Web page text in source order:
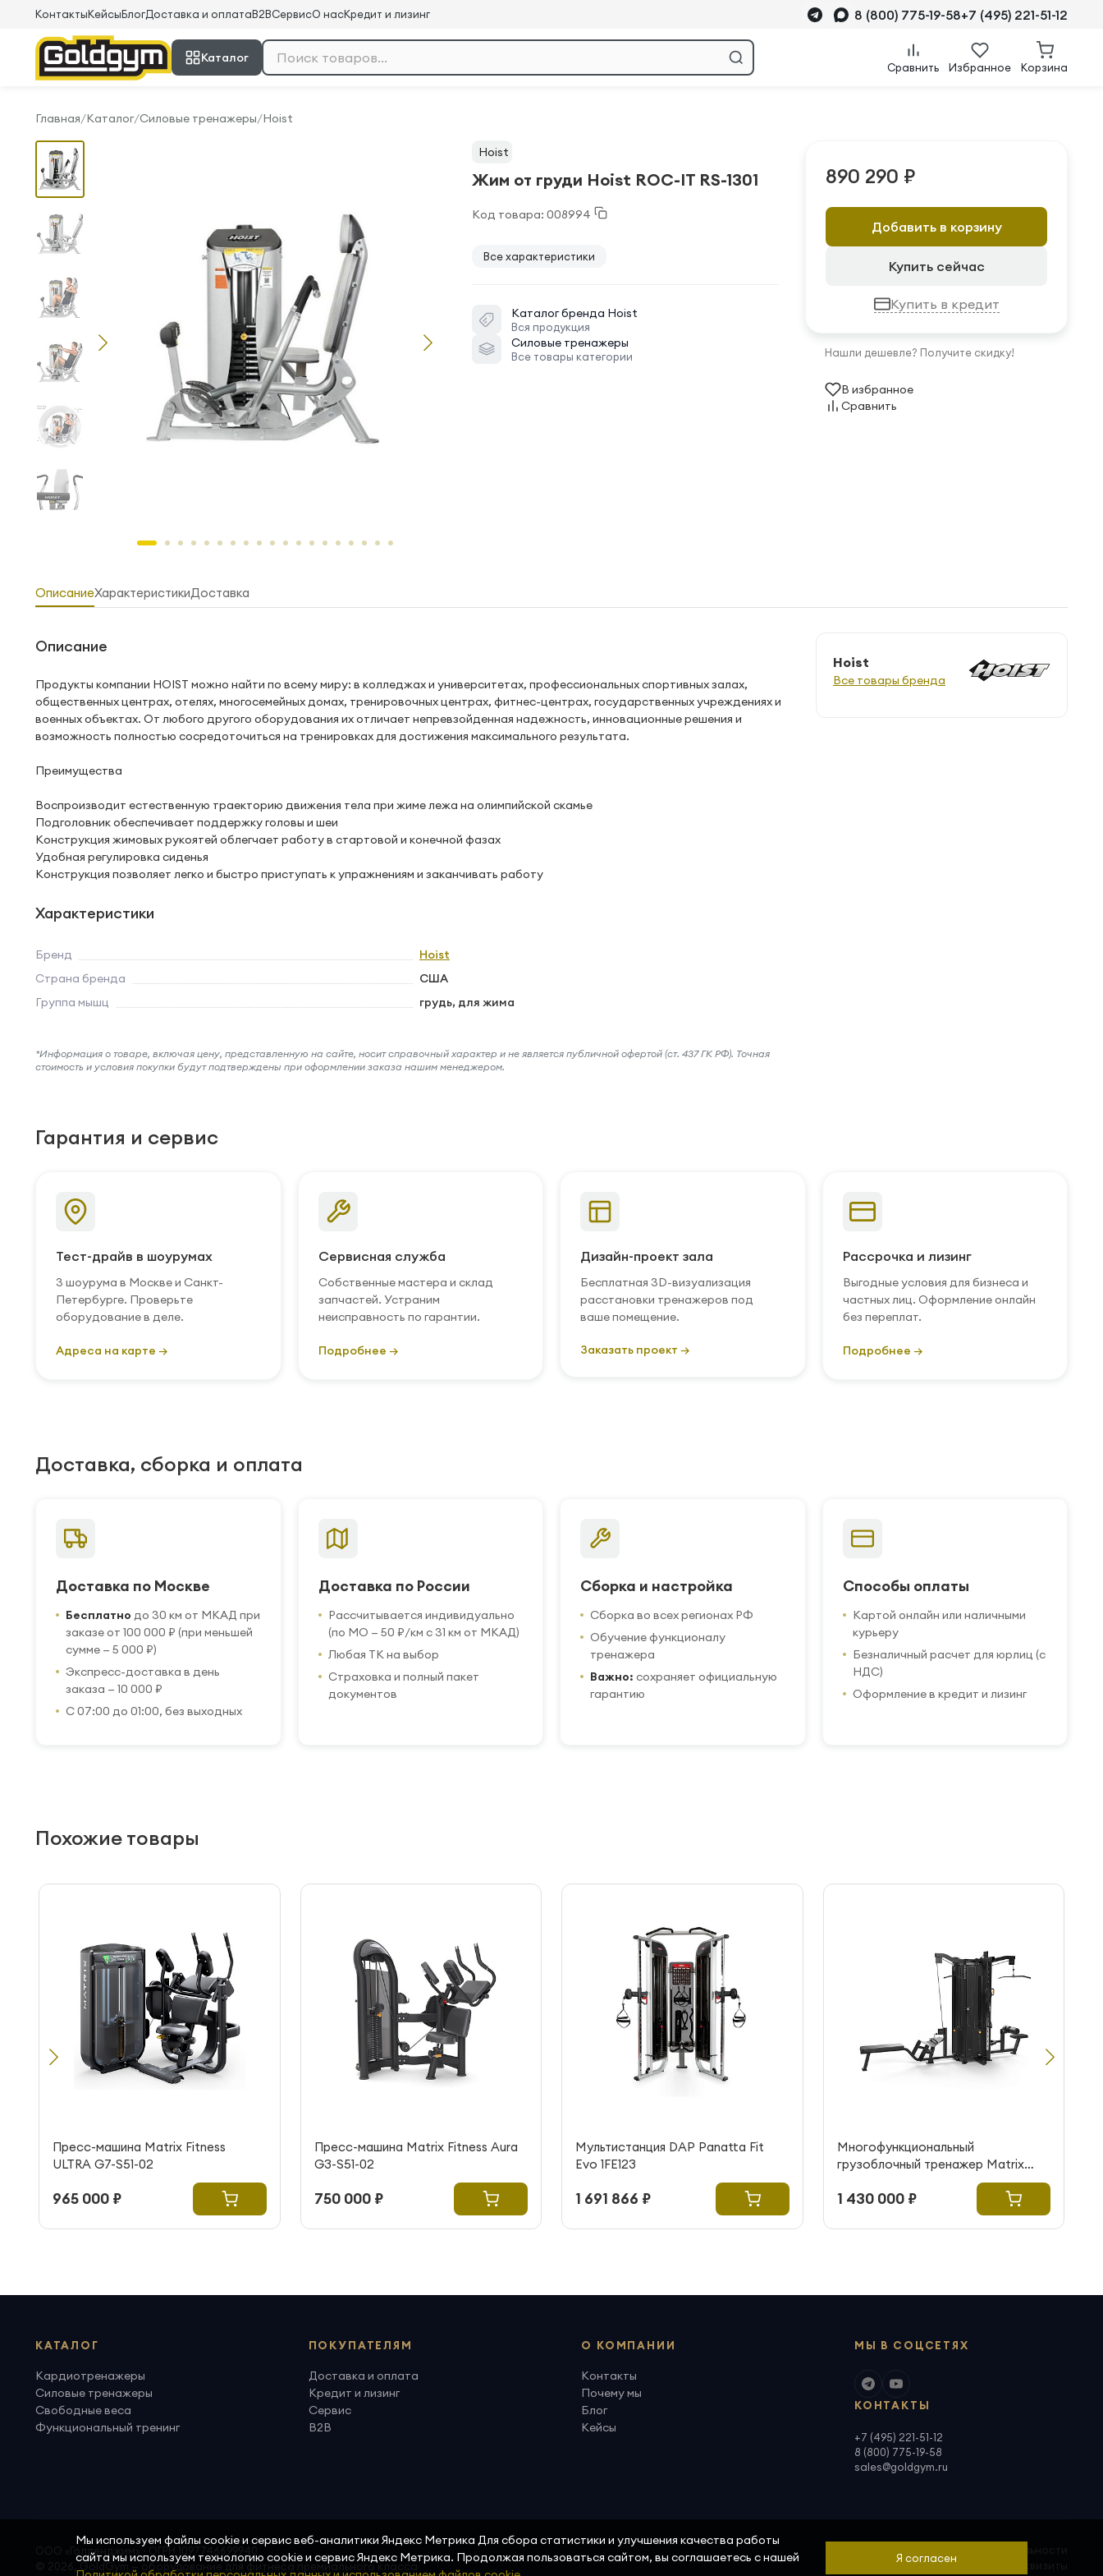
КонтактыКейсыБлогДоставка и оплатаB2BСервисО насКредит и лизинг 8 (800) 775-19-58+7 (495) 221-51-12
Каталог
Сравнить Избранное Корзина
Главная/Каталог/Силовые тренажеры/Hoist
Hoist
Жим от груди Hoist ROC-IT RS-1301
Код товара: 008994
Все характеристики
Каталог бренда Hoist
Вся продукция
Силовые тренажеры
Все товары категории
890 290 ₽
Добавить в корзину
Купить сейчас
Купить в кредит
Нашли дешевле? Получите скидку!
В избранное
Сравнить
ОписаниеХарактеристикиДоставка
Описание
Продукты компании HOIST можно найти по всему миру: в колледжах и университетах, профессиональных спортивных залах,
общественных центрах, отелях, многосемейных домах, тренировочных центрах, фитнес-центрах, государственных учреждениях и
военных объектах. От любого другого оборудования их отличает непревзойденная надежность, инновационные решения и
возможность полностью сосредоточиться на тренировках для достижения максимального результата.
Преимущества
Воспроизводит естественную траекторию движения тела при жиме лежа на олимпийской скамье
Подголовник обеспечивает поддержку головы и шеи
Конструкция жимовых рукоятей облегчает работу в стартовой и конечной фазах
Удобная регулировка сиденья
Конструкция позволяет легко и быстро приступать к упражнениям и заканчивать работу
Характеристики
Бренд
Hoist
Страна бренда
США
Группа мышц
грудь, для жима
*Информация о товаре, включая цену, представленную на сайте, носит справочный характер и не является публичной офертой (ст. 437 ГК РФ). Точная
стоимость и условия покупки будут подтверждены при оформлении заказа нашим менеджером.
Hoist
Все товары бренда
Гарантия и сервис
Тест-драйв в шоурумах
3 шоурума в Москве и Санкт-
Петербурге. Проверьте
оборудование в деле.
Адреса на карте →
Сервисная служба
Собственные мастера и склад
запчастей. Устраним
неисправность по гарантии.
Подробнее →
Дизайн-проект зала
Бесплатная 3D-визуализация
расстановки тренажеров под
ваше помещение.
Заказать проект →
Рассрочка и лизинг
Выгодные условия для бизнеса и
частных лиц. Оформление онлайн
без переплат.
Подробнее →
Доставка, сборка и оплата
Доставка по Москве
Бесплатно до 30 км от МКАД при
заказе от 100 000 ₽ (при меньшей
сумме — 5 000 ₽)
Экспресс-доставка в день
заказа — 10 000 ₽
С 07:00 до 01:00, без выходных
Доставка по России
Рассчитывается индивидуально
(по МО — 50 ₽/км с 31 км от МКАД)
Любая ТК на выбор
Страховка и полный пакет
документов
Сборка и настройка
Сборка во всех регионах РФ
Обучение функционалу
тренажера
Важно: сохраняет официальную
гарантию
Способы оплаты
Картой онлайн или наличными
курьеру
Безналичный расчет для юрлиц (с
НДС)
Оформление в кредит и лизинг
Похожие товары
Пресс-машина Matrix Fitness
ULTRA G7-S51-02
965 000 ₽
Пресс-машина Matrix Fitness Aura
G3-S51-02
750 000 ₽
Мультистанция DAP Panatta Fit
Evo 1FE123
1 691 866 ₽
Многофункциональный
грузоблочный тренажер Matrix
1 430 000 ₽
КАТАЛОГ
Кардиотренажеры
Силовые тренажеры
Свободные веса
Функциональный тренинг
ПОКУПАТЕЛЯМ
Доставка и оплата
Кредит и лизинг
Сервис
B2B
О КОМПАНИИ
Контакты
Почему мы
Блог
Кейсы
МЫ В СОЦСЕТЯХ
КОНТАКТЫ
+7 (495) 221-51-12
8 (800) 775-19-58
sales@goldgym.ru
ООО «Голденджим» · ОГРН 1097746699940
© 2026, GoldGym — оборудование для фитнеса премиального класса
Мы используем файлы cookie и сервис веб-аналитики Яндекс Метрика Для сбора статистики и улучшения качества работы
сайта мы используем технологию cookie и сервис Яндекс Метрика. Продолжая пользоваться сайтом, вы соглашаетесь с нашей
Я согласен